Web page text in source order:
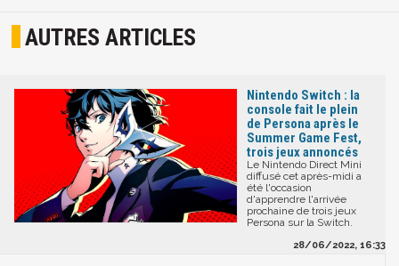
AUTRES ARTICLES
Nintendo Switch : la
console fait le plein
de Persona après le
Summer Game Fest,
trois jeux annoncés
Le Nintendo Direct Mini
diffusé cet après-midi a
été l'occasion
d'apprendre l'arrivée
prochaine de trois jeux
Persona sur la Switch.
28/06/2022, 16:33